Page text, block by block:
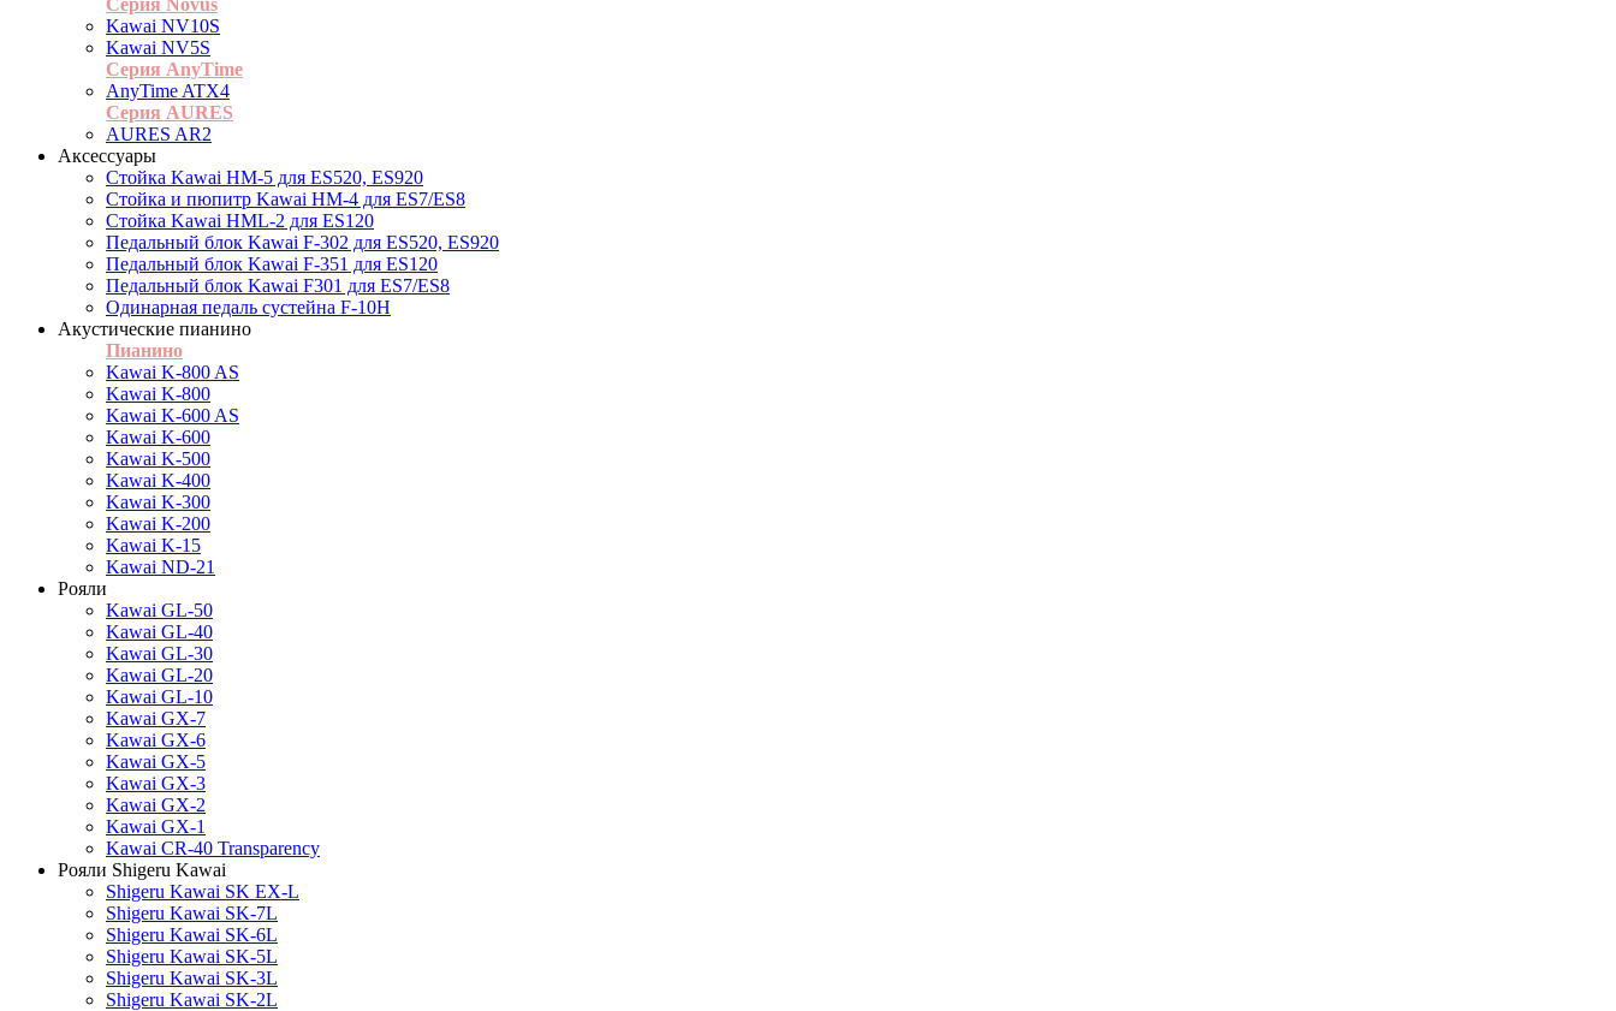
Серия Novus
Kawai NV10S
Kawai NV5S
Серия AnyTime
AnyTime ATX4
Серия AURES
AURES AR2
Аксессуары
Стойка Kawai HM-5 для ES520, ES920
Cтойка и пюпитр Kawai HM-4 для ES7/ES8
Стойка Kawai HML-2 для ES120
Педальный блок Kawai F-302 для ES520, ES920
Педальный блок Kawai F-351 для ES120
Педальный блок Kawai F301 для ES7/ES8
Одинарная педаль сустейна F-10H
Акустические пианино
Пианино
Kawai K-800 AS
Kawai K-800
Kawai K-600 AS
Kawai K-600
Kawai K-500
Kawai K-400
Kawai K-300
Kawai K-200
Kawai K-15
Kawai ND-21
Рояли
Kawai GL-50
Kawai GL-40
Kawai GL-30
Kawai GL-20
Kawai GL-10
Kawai GX-7
Kawai GX-6
Kawai GX-5
Kawai GX-3
Kawai GX-2
Kawai GX-1
Kawai CR-40 Transparency
Рояли Shigeru Kawai
Shigeru Kawai SK EX-L
Shigeru Kawai SK-7L
Shigeru Kawai SK-6L
Shigeru Kawai SK-5L
Shigeru Kawai SK-3L
Shigeru Kawai SK-2L